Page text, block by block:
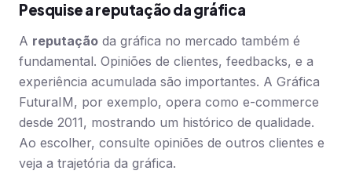
Pesquise a reputação da gráfica
A reputação da gráfica no mercado também é
fundamental. Opiniões de clientes, feedbacks, e a
experiência acumulada são importantes. A Gráfica
FuturaIM, por exemplo, opera como e-commerce
desde 2011, mostrando um histórico de qualidade.
Ao escolher, consulte opiniões de outros clientes e
veja a trajetória da gráfica.